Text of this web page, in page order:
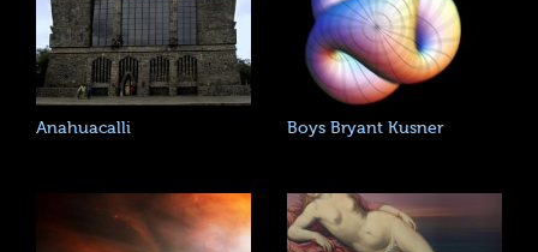
Anahuacalli Boys Bryant Kusner